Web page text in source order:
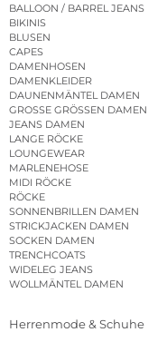
BALLOON / BARREL JEANS
BIKINIS
BLUSEN
CAPES
DAMENHOSEN
DAMENKLEIDER
DAUNENMÄNTEL DAMEN
GROSSE GRÖSSEN DAMEN
JEANS DAMEN
LANGE RÖCKE
LOUNGEWEAR
MARLENEHOSE
MIDI RÖCKE
RÖCKE
SONNENBRILLEN DAMEN
STRICKJACKEN DAMEN
SOCKEN DAMEN
TRENCHCOATS
WIDELEG JEANS
WOLLMÄNTEL DAMEN
Herrenmode & Schuhe